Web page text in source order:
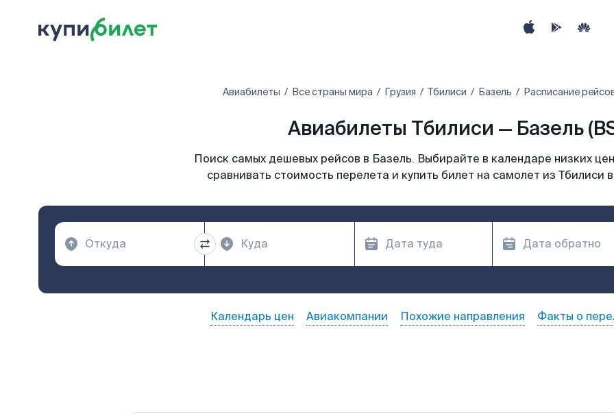
Авиабилеты Все страны мира Грузия Тбилиси Базель Расписание
Авиабилеты Тбилиси — Базель
Поиск самых дешевых рейсов в Базель. Выбирайте в календаре низких
сравнивать стоимость перелета и купить билет на самолет из Тбилиси
Календарь цен Авиакомпании Похожие направления Факты о